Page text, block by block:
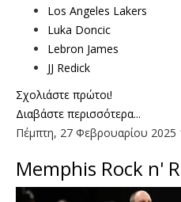
Los Angeles Lakers
Luka Doncic
Lebron James
JJ Redick
Σχολιάστε πρώτοι!
Διαβάστε περισσότερα...
Πέμπτη, 27 Φεβρουαρίου 2025
Memphis Rock n'